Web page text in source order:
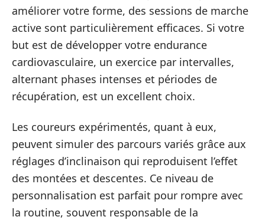
améliorer votre forme, des sessions de marche
active sont particulièrement efficaces. Si votre
but est de développer votre endurance
cardiovasculaire, un exercice par intervalles,
alternant phases intenses et périodes de
récupération, est un excellent choix.
Les coureurs expérimentés, quant à eux,
peuvent simuler des parcours variés grâce aux
réglages d’inclinaison qui reproduisent l’effet
des montées et descentes. Ce niveau de
personnalisation est parfait pour rompre avec
la routine, souvent responsable de la